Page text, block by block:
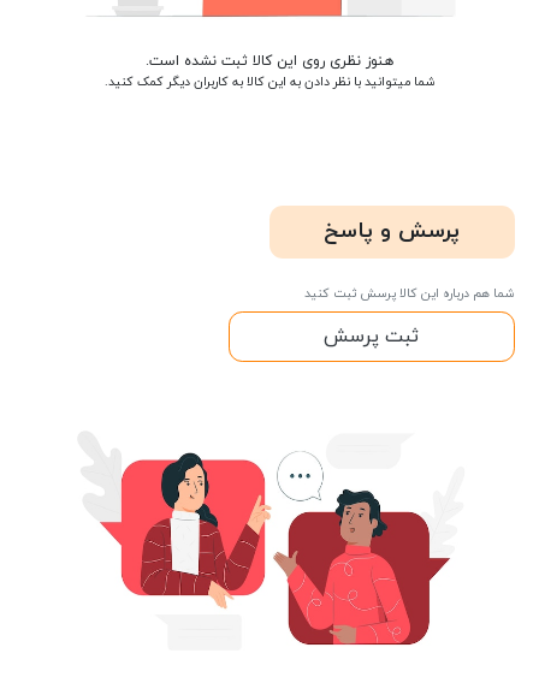
هنوز نظری روی این کالا ثبت نشده است.
شما میتوانید با نظر دادن به این کالا به کاربران دیگر کمک کنید.
پرسش و پاسخ
شما هم درباره این کالا پرسش ثبت کنید
ثبت پرسش